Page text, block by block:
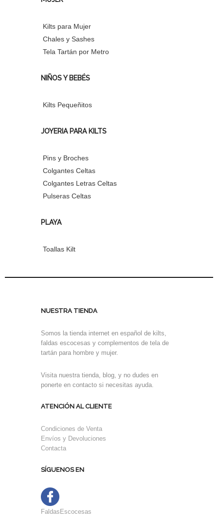
Kilts para Mujer
Chales y Sashes
Tela Tartán por Metro
NIÑOS Y BEBÉS
Kilts Pequeñitos
JOYERIA PARA KILTS
Pins y Broches
Colgantes Celtas
Colgantes Letras Celtas
Pulseras Celtas
PLAYA
Toallas Kilt
NUESTRA TIENDA
Somos la tienda internet en español de kilts,
faldas escocesas y complementos de tela de
tartán para hombre y mujer.
Visita nuestra tienda, blog, y no dudes en
ponerte en contacto si necesitas ayuda.
ATENCIÓN AL CLIENTE
Condiciones de Venta
Envíos y Devoluciones
Contacta
SÍGUENOS EN
FaldasEscocesas